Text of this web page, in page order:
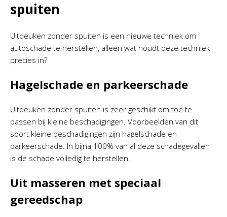
spuiten
Uitdeuken zonder spuiten is een nieuwe techniek om
autoschade te herstellen, alleen wat houdt deze techniek
precies in?
Hagelschade en parkeerschade
Uitdeuken zonder spuiten is zeer geschikt om toe te
passen bij kleine beschadigingen. Voorbeelden van dit
soort kleine beschadigingen zijn hagelschade en
parkeerschade. In bijna 100% van al deze schadegevallen
is de schade volledig te herstellen.
Uit masseren met speciaal
gereedschap